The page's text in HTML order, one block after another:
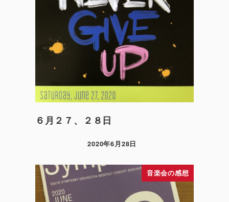
６月２７、２８日
2020年6月28日
音楽会の感想